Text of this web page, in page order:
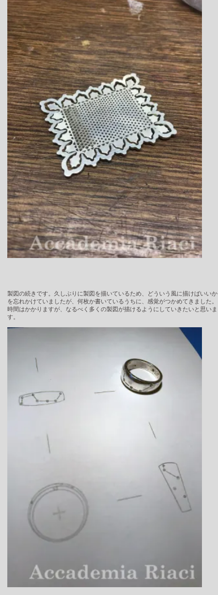
製図の続きです。久しぶりに製図を描いているため、どういう風に描けばいいか
を忘れかけていましたが、何枚か書いているうちに、感覚がつかめてきました。
時間はかかりますが、なるべく多くの製図が描けるようにしていきたいと思いま
す。